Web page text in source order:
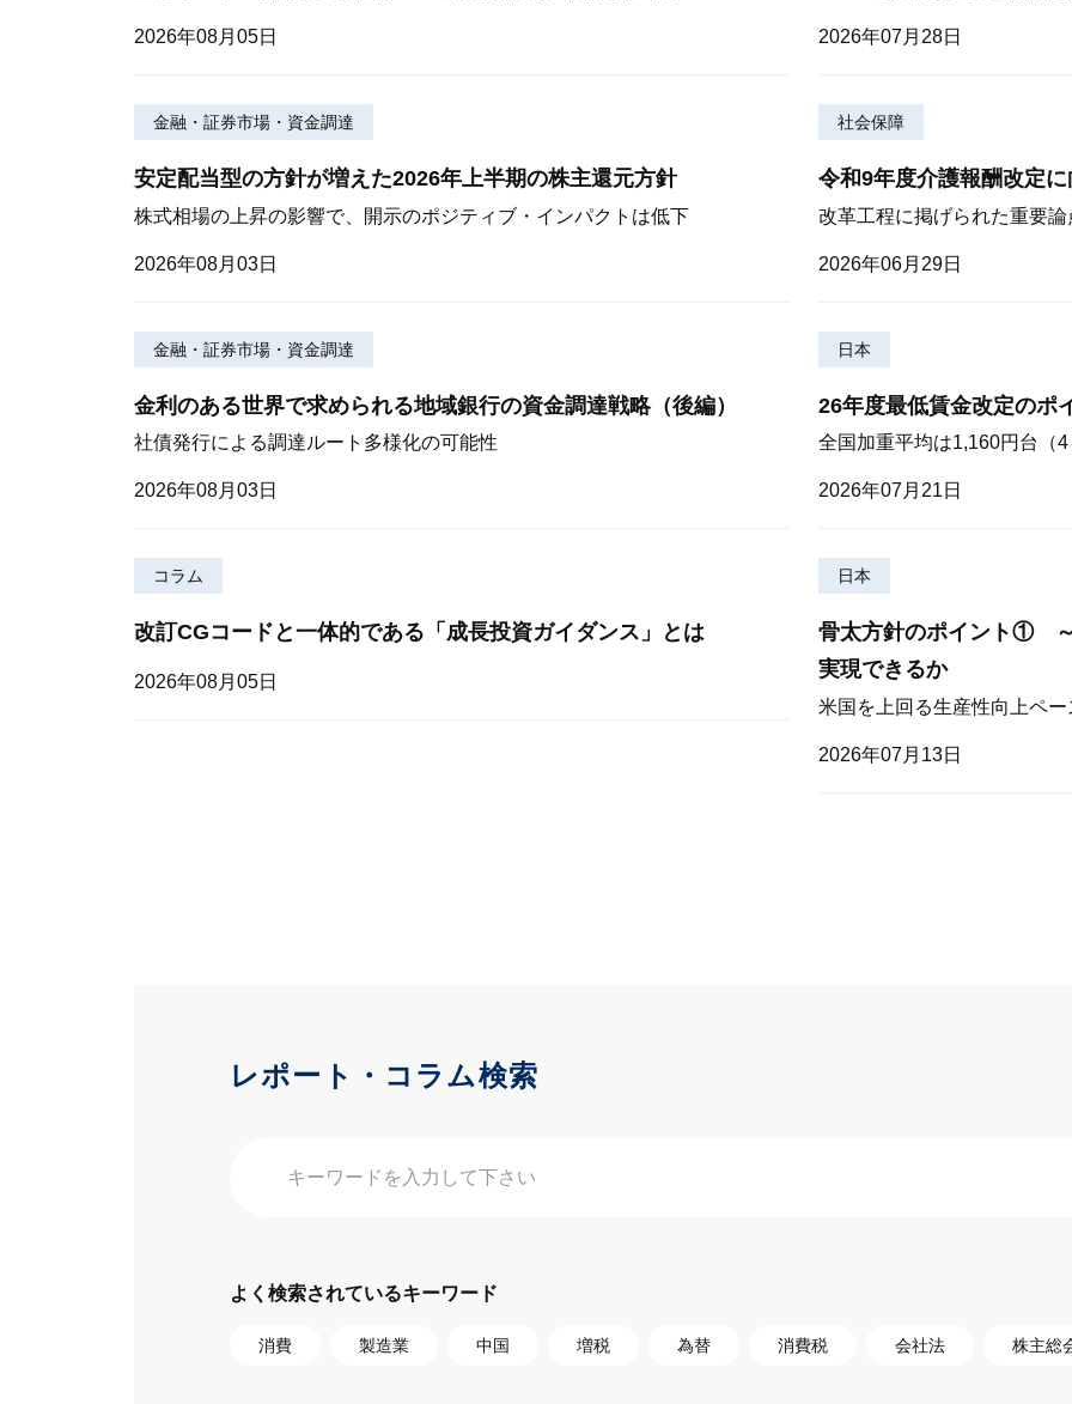
2026年08月05日
金融・証券市場・資金調達
安定配当型の方針が増えた2026年上半期の株主還元方針
株式相場の上昇の影響で、開示のポジティブ・インパクトは低下
2026年08月03日
金融・証券市場・資金調達
金利のある世界で求められる地域銀行の資金調達戦略（後編）
社債発行による調達ルート多様化の可能性
2026年08月03日
コラム
改訂CGコードと一体的である「成長投資ガイダンス」とは
2026年08月05日
2026年07月28日
社会保障
令和9年度介護報酬改定
改革工程に掲げられた重要
2026年06月29日
日本
26年度最低賃金改定のポ
全国加重平均は1,160円台（
2026年07月21日
日本
骨太方針のポイント① ～
実現できるか
米国を上回る生産性向上ペ
2026年07月13日
レポート・コラム検索
よく検索されているキーワード
消費 製造業 中国 増税 為替 消費税 会社法 株主総